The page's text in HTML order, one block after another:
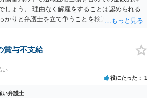
しょう。 理由なく解雇をすることは認められる
かりと弁護士を立て争うことを検討されて良い
賞与不支給
い
役にたった 1
い弁護士